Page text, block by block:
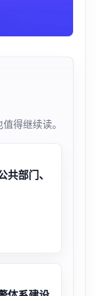
得继续读。
部门、